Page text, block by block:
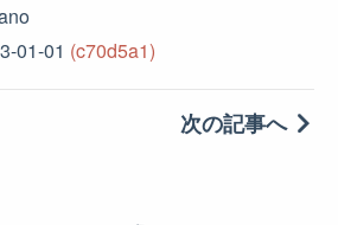
01-01 (c70d5a1)
次の記事へ